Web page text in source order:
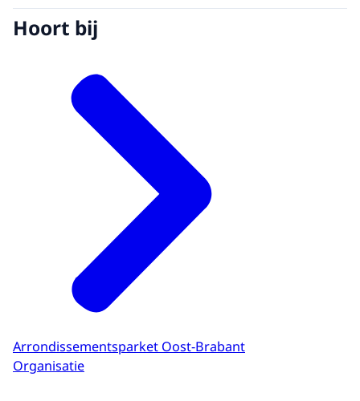
Hoort bij
Arrondissementsparket Oost-Brabant
Organisatie